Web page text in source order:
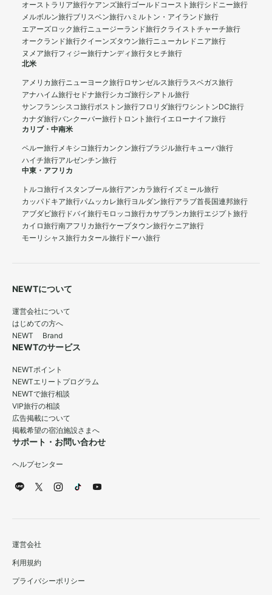
オーストラリア旅行ケアンズ旅行ゴールドコースト旅行シドニー旅行
メルボルン旅行ブリスベン旅行ハミルトン・アイランド旅行
エアーズロック旅行ニュージーランド旅行クライストチャーチ旅行
オークランド旅行クイーンズタウン旅行ニューカレドニア旅行
ヌメア旅行フィジー旅行ナンディ旅行タヒチ旅行
北米
アメリカ旅行ニューヨーク旅行ロサンゼルス旅行ラスベガス旅行
アナハイム旅行セドナ旅行シカゴ旅行シアトル旅行
サンフランシスコ旅行ボストン旅行フロリダ旅行ワシントンDC旅行
カナダ旅行バンクーバー旅行 トロント旅行イエローナイフ旅行
カリブ・中南米
ペルー旅行メキシコ旅行カンクン旅行ブラジル旅行キューバ旅行
ハイチ旅行アルゼンチン旅行
中東・アフリカ
トルコ旅行イスタンブール旅行アンカラ旅行イズミール旅行
カッパドキア旅行パムッカレ旅行ヨルダン旅行アラブ首長国連邦旅行
アブダビ旅行 ドバイ旅行モロッコ旅行カサブランカ旅行エジプト旅行
カイロ旅行南アフリカ旅行ケープタウン旅行ケニア旅行
モーリシャス旅行カタール旅行 ドーハ旅行
NEWTについて
運営会社について
はじめての方へ
NEWT Brand
NEWTのサービス
NEWTポイント
NEWTエリートプログラム
NEWTで旅行相談
VIP旅行の相談
広告掲載について
掲載希望の宿泊施設さまへ
サポート・お問い合わせ
ヘルプセンター
運営会社
利用規約
プライバシーポリシー